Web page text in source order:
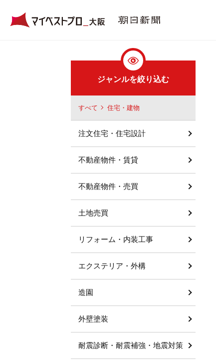
ジャンルを絞り込む
すべて 住宅・建物
注文住宅・住宅設計
不動産物件・賃貸
不動産物件・売買
土地売買
リフォーム・内装工事
エクステリア・外構
造園
外壁塗装
耐震診断・耐震補強・地震対策